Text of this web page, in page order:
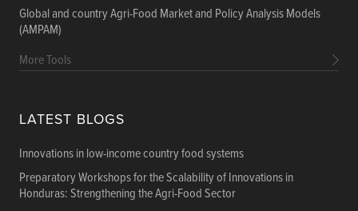
Global and country Agri-Food Market and Policy Analysis Models
(AMPAM)
More Tools
LATEST BLOGS
Innovations in low-income country food systems
Preparatory Workshops for the Scalability of Innovations in
Honduras: Strengthening the Agri-Food Sector